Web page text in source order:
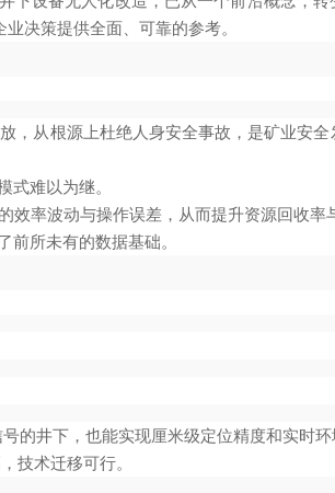
决策提供全面、可靠的参考。
，从根源上杜绝人身安全事故，是矿业安
式难以为继。
率波动与操作误差，从而提升资源回收率
所未有的数据基础。
的井下，也能实现厘米级定位精度和实时环
技术迁移可行。